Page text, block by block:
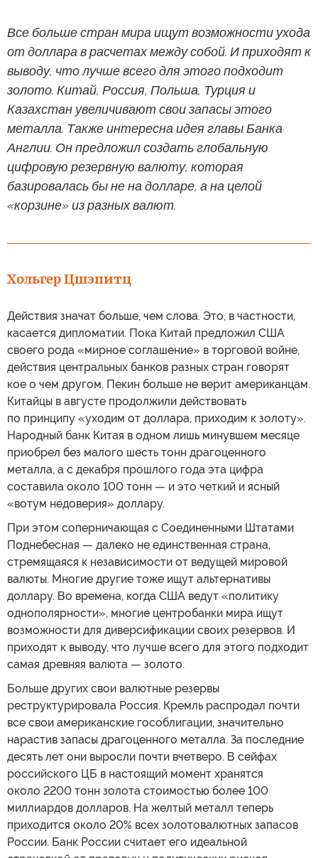
Все больше стран мира ищут возможности ухода
от доллара в расчетах между собой. И приходят к
выводу, что лучше всего для этого подходит
золото. Китай, Россия, Польша, Турция и
Казахстан увеличивают свои запасы этого
металла. Также интересна идея главы Банка
Англии. Он предложил создать глобальную
цифровую резервную валюту, которая
базировалась бы не на долларе, а на целой
«корзине» из разных валют.
Хольгер Цшэпитц
Действия значат больше, чем слова. Это, в частности,
касается дипломатии. Пока Китай предложил США
своего рода «мирное соглашение» в торговой войне,
действия центральных банков разных стран говорят
кое о чем другом. Пекин больше не верит американцам.
Китайцы в августе продолжили действовать
по принципу «уходим от доллара, приходим к золоту».
Народный банк Китая в одном лишь минувшем месяце
приобрел без малого шесть тонн драгоценного
металла, а с декабря прошлого года эта цифра
составила около 100 тонн — и это четкий и ясный
«вотум недоверия» доллару.
При этом соперничающая с Соединенными Штатами
Поднебесная — далеко не единственная страна,
стремящаяся к независимости от ведущей мировой
валюты. Многие другие тоже ищут альтернативы
доллару. Во времена, когда США ведут «политику
однополярности», многие центробанки мира ищут
возможности для диверсификации своих резервов. И
приходят к выводу, что лучше всего для этого подходит
самая древняя валюта — золото.
Больше других свои валютные резервы
реструктурировала Россия. Кремль распродал почти
все свои американские гособлигации, значительно
нарастив запасы драгоценного металла. За последние
десять лет они выросли почти вчетверо. В сейфах
российского ЦБ в настоящий момент хранятся
около 2200 тонн золота стоимостью более 100
миллиардов долларов. На желтый металл теперь
приходится около 20% всех золотовалютных запасов
России. Банк России считает его идеальной